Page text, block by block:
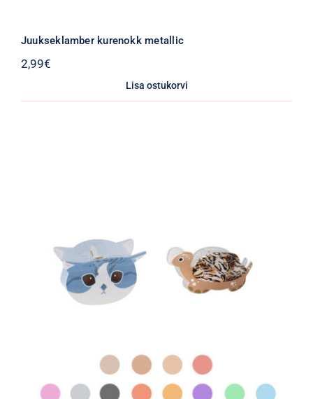
Juukseklamber kurenokk metallic
2,99€
Lisa ostukorvi